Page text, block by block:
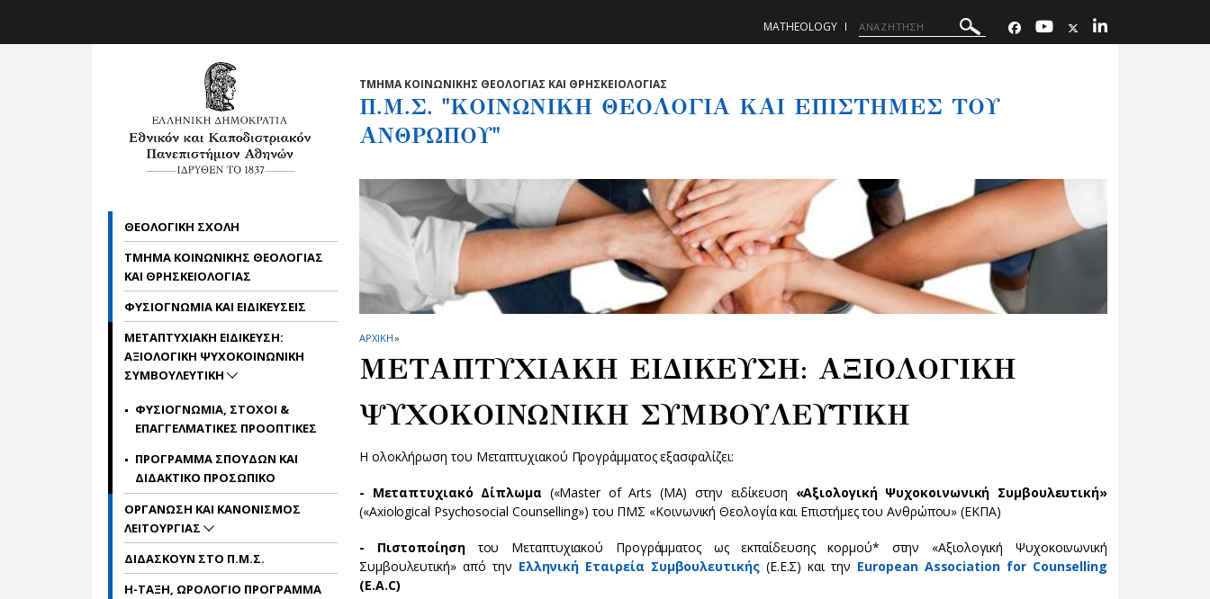
MATHEOLOGY
ΤΜΗΜΑ ΚΟΙΝΩΝΙΚΗΣ ΘΕΟΛΟΓΙΑΣ ΚΑΙ ΘΡΗΣΚΕΙΟΛΟΓΙΑΣ
Π.Μ.Σ. "ΚΟΙΝΩΝΙΚΗ ΘΕΟΛΟΓΙΑ ΚΑΙ ΕΠΙΣΤΗΜΕΣ ΤΟΥ
ΑΝΘΡΩΠΟΥ"
ΑΡΧΙΚΗ»
ΜΕΤΑΠΤΥΧΙΑΚΗ ΕΙΔΙΚΕΥΣΗ: ΑΞΙΟΛΟΓΙΚΗ
ΨΥΧΟΚΟΙΝΩΝΙΚΗ ΣΥΜΒΟΥΛΕΥΤΙΚΗ
Η ολοκλήρωση του Μεταπτυχιακού Προγράμματος εξασφαλίζει:
- Μεταπτυχιακό Δίπλωμα («Master of Arts (MA) στην ειδίκευση «Αξιολογική Ψυχοκοινωνική Συμβουλευτική»
(«Axiological Psychosocial Counselling») του ΠΜΣ «Κοινωνική Θεολογία και Επιστήμες του Ανθρώπου» (ΕΚΠΑ)
- Πιστοποίησητου Μεταπτυχιακού Προγράμματος ως εκπαίδευσης κορμού* στην «Αξιολογική Ψυχοκοινωνική
Συμβουλευτική» από την Ελληνική Εταιρεία Συμβουλευτικής(Ε.Ε.Σ) και την European Association for Counselling
(E.A.C)
ΘΕΟΛΟΓΙΚΗ ΣΧΟΛΗ
ΤΜΗΜΑ ΚΟΙΝΩΝΙΚΗΣ ΘΕΟΛΟΓΙΑΣ
ΚΑΙ ΘΡΗΣΚΕΙΟΛΟΓΙΑΣ
ΦΥΣΙΟΓΝΩΜΙΑ ΚΑΙ ΕΙΔΙΚΕΥΣΕΙΣ
ΜΕΤΑΠΤΥΧΙΑΚΗ ΕΙΔΙΚΕΥΣΗ:
ΑΞΙΟΛΟΓΙΚΗ ΨΥΧΟΚΟΙΝΩΝΙΚΗ
ΣΥΜΒΟΥΛΕΥΤΙΚΗ
ΦΥΣΙΟΓΝΩΜΙΑ, ΣΤΟΧΟΙ &
ΕΠΑΓΓΕΛΜΑΤΙΚΕΣ ΠΡΟΟΠΤΙΚΕΣ
ΠΡΟΓΡΑΜΜΑ ΣΠΟΥΔΩΝ ΚΑΙ
ΔΙΔΑΚΤΙΚΟ ΠΡΟΣΩΠΙΚΟ
ΟΡΓΑΝΩΣΗ ΚΑΙ ΚΑΝΟΝΙΣΜΟΣ
ΛΕΙΤΟΥΡΓΙΑΣ
ΔΙΔΑΣΚΟΥΝ ΣΤΟ Π.Μ.Σ.
Η-ΤΑΞΗ, ΩΡΟΛΟΓΙΟ ΠΡΟΓΡΑΜΜΑ